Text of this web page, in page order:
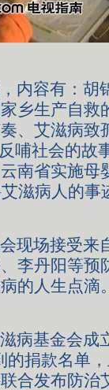
内容有：胡
乡生产自救
、艾滋病致
哺社会的故
南省实施母
滋病人的事
现场接受来
李丹阳等预
的人生点滴
病基金会成
的捐款名单
合发布防治